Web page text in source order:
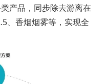
产品，同步除去游离在
、香烟烟雾等，实现全